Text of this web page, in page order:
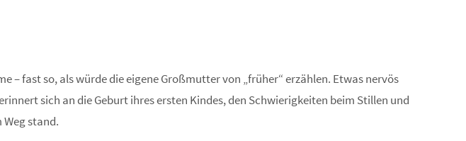
– fast so, als würde die eigene Großmutter von „früher“ erzählen. Etwas nervös
sich an die Geburt ihres ersten Kindes, den Schwierigkeiten beim Stillen und
stand.